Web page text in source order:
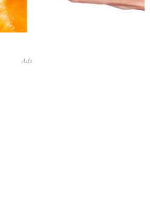
Ads